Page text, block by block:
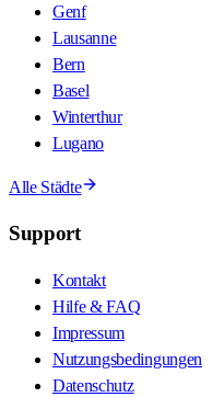
Genf
Lausanne
Bern
Basel
Winterthur
Lugano
Alle Städte
Support
Kontakt
Hilfe & FAQ
Impressum
Nutzungsbedingungen
Datenschutz